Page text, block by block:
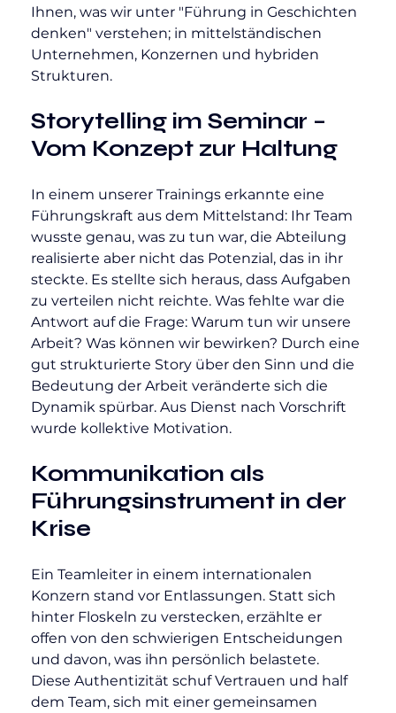
Ihnen, was wir unter "Führung in Geschichten
denken" verstehen; in mittelständischen
Unternehmen, Konzernen und hybriden
Strukturen.
Storytelling im Seminar –
Vom Konzept zur Haltung
In einem unserer Trainings erkannte eine
Führungskraft aus dem Mittelstand: Ihr Team
wusste genau, was zu tun war, die Abteilung
realisierte aber nicht das Potenzial, das in ihr
steckte. Es stellte sich heraus, dass Aufgaben
zu verteilen nicht reichte. Was fehlte war die
Antwort auf die Frage: Warum tun wir unsere
Arbeit? Was können wir bewirken? Durch eine
gut strukturierte Story über den Sinn und die
Bedeutung der Arbeit veränderte sich die
Dynamik spürbar. Aus Dienst nach Vorschrift
wurde kollektive Motivation.
Kommunikation als
Führungsinstrument in der
Krise
Ein Teamleiter in einem internationalen
Konzern stand vor Entlassungen. Statt sich
hinter Floskeln zu verstecken, erzählte er
offen von den schwierigen Entscheidungen
und davon, was ihn persönlich belastete.
Diese Authentizität schuf Vertrauen und half
dem Team, sich mit einer gemeinsamen